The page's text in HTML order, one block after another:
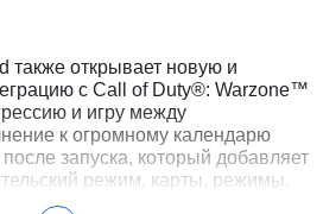
также открывает новую и
с Call of Duty®: Warzone™
и игру между
к огромному календарю
запуска, который добавляет
режим. карты, режимы,
праздники и многое